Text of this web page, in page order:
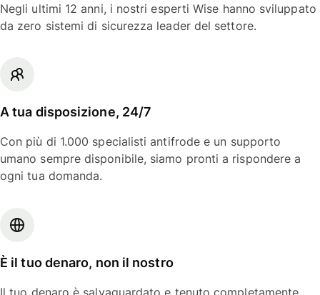
Negli ultimi 12 anni, i nostri esperti Wise hanno sviluppato
da zero sistemi di sicurezza leader del settore.
A tua disposizione, 24/7
Con più di 1.000 specialisti antifrode e un supporto
umano sempre disponibile, siamo pronti a rispondere a
ogni tua domanda.
È il tuo denaro, non il nostro
Il tuo denaro è salvaguardato e tenuto completamente